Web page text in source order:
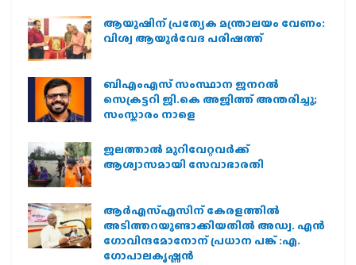
ആയുഷിന് പ്രത്യേക മന്ത്രാലയം വേണം:
വിശ്വ ആയുര്‍വേദ പരിഷത്ത്
ബിഎംഎസ് സംസ്ഥാന ജനറൽ
സെക്രട്ടറി ജി.കെ അജിത്ത് അന്തരിച്ചു;
സംസ്കാരം നാളെ
ജലത്താല്‍ മുറിവേറ്റവര്‍ക്ക്
ആശ്വാസമായി സേവാഭാരതി
ആര്‍എസ്എസിന് കേരളത്തില്‍
അടിത്തറയുണ്ടാക്കിയതില്‍ അഡ്വ. എന്‍
ഗോവിന്ദമോനോന് പ്രധാന പങ്ക് :എ.
ഗോപാലകൃഷ്ണന്‍